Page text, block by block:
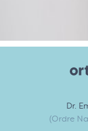
Dr.
(Ordre